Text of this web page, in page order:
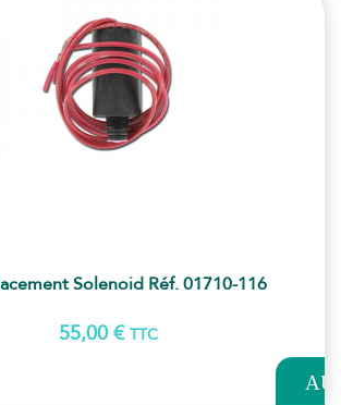
Solenoid Réf. 01710-116
55,00 € TTC
AU